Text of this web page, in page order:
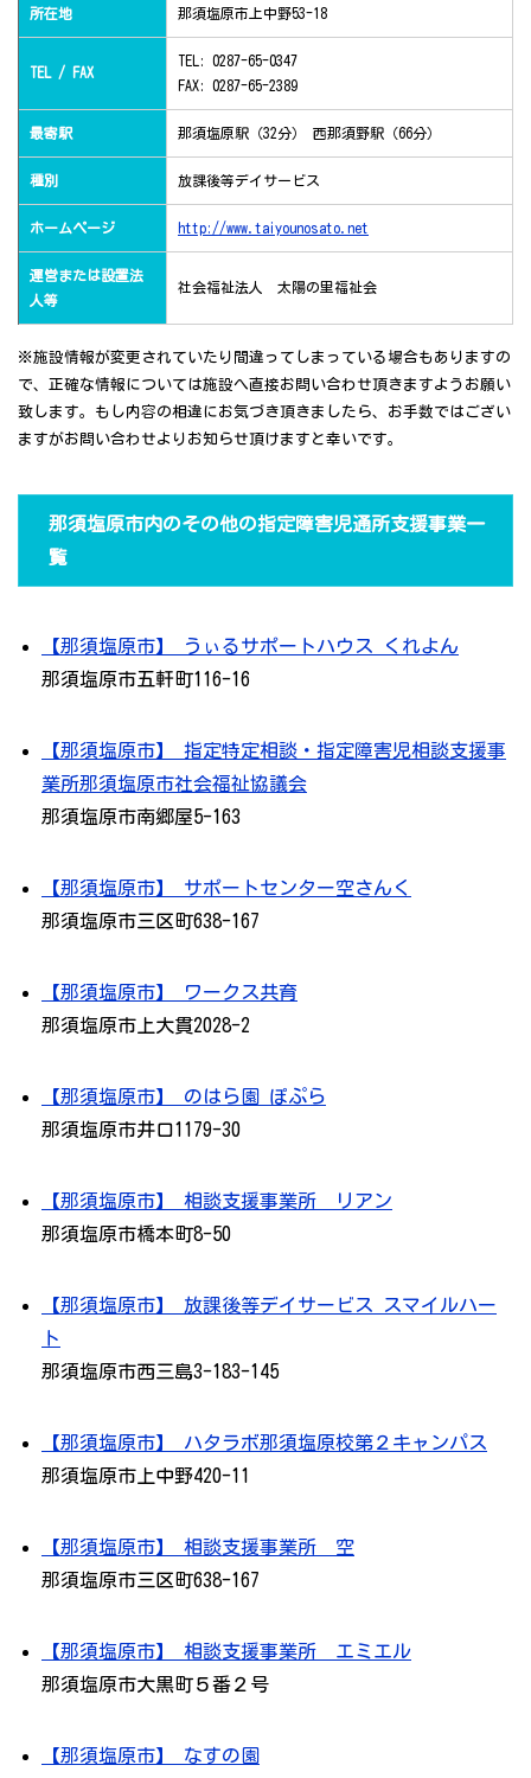
所在地 那須塩原市上中野53-18
TEL / FAX
TEL: 0287-65-0347
FAX: 0287-65-2389
最寄駅 那須塩原駅（32分） 西那須野駅（66分）
種別 放課後等デイサービス
ホームページ http://www.taiyounosato.net
運営または設置法
人等
社会福祉法人 太陽の里福祉会
※施設情報が変更されていたり間違ってしまっている場合もありますの
で、正確な情報については施設へ直接お問い合わせ頂きますようお願い
致します。もし内容の相違にお気づき頂きましたら、お手数ではござい
ますがお問い合わせよりお知らせ頂けますと幸いです。
那須塩原市内のその他の指定障害児通所支援事業一
覧
【那須塩原市】 うぃるサポートハウス くれよん
那須塩原市五軒町116-16
【那須塩原市】 指定特定相談・指定障害児相談支援事
業所那須塩原市社会福祉協議会
那須塩原市南郷屋5-163
【那須塩原市】 サポートセンター空さんく
那須塩原市三区町638-167
【那須塩原市】 ワークス共育
那須塩原市上大貫2028-2
【那須塩原市】 のはら園 ぽぷら
那須塩原市井口1179-30
【那須塩原市】 相談支援事業所 リアン
那須塩原市橋本町8-50
【那須塩原市】 放課後等デイサービス スマイルハー
ト
那須塩原市西三島3-183-145
【那須塩原市】 ハタラボ那須塩原校第２キャンパス
那須塩原市上中野420-11
【那須塩原市】 相談支援事業所 空
那須塩原市三区町638-167
【那須塩原市】 相談支援事業所 エミエル
那須塩原市大黒町５番２号
【那須塩原市】 なすの園